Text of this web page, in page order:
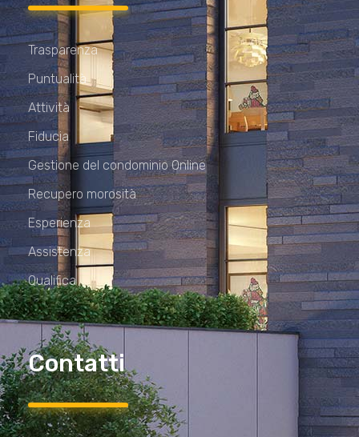
Trasparenza
Puntualità
Attività
Fiducia
Gestione del condominio Online
Recupero morosità
Esperienza
Assistenza
Qualifica
Contatti